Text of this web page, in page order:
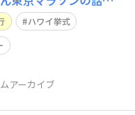
は今回結構当選して
生きてるので走る予
ハワイ挙式
アーカイブ